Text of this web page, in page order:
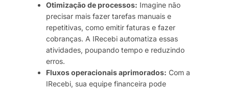
Otimização de processos: Imagine não
precisar mais fazer tarefas manuais e
repetitivas, como emitir faturas e fazer
cobranças. A IRecebi automatiza essas
atividades, poupando tempo e reduzindo
erros.
Fluxos operacionais aprimorados: Com a
IRecebi, sua equipe financeira pode